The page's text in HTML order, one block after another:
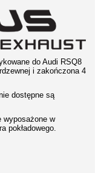
do Audi RSQ8
i zakończona 4
dostępne są
wyposażone w
pokładowego.